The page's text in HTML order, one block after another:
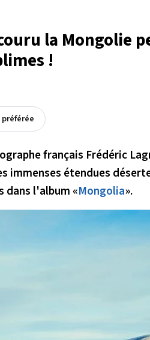
la Mongolie
!
français Frédéric
immenses étendues
dans l'album «Mongolia».